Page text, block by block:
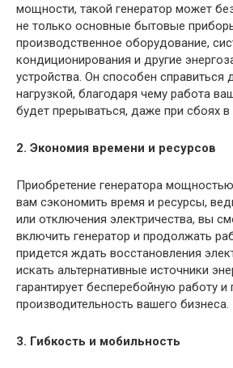
мощности, такой генератор может
не только основные бытовые
производственное оборудование,
кондиционирования и другие
устройства. Он способен справиться
нагрузкой, благодаря чему работа
будет прерываться, даже при сбоях в
2. Экономия времени и ресурсов
Приобретение генератора
вам сэкономить время и ресурсы,
или отключения электричества, вы
включить генератор и продолжать
придется ждать восстановления
искать альтернативные источники
гарантирует бесперебойную работу
производительность вашего бизнеса.
3. Гибкость и мобильность